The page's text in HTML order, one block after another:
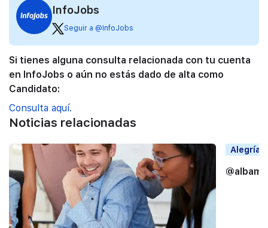
InfoJobs
Seguir a @InfoJobs
Si tienes alguna consulta relacionada con tu cuenta
en InfoJobs o aún no estás dado de alta como
Candidato:
Consulta aquí.
Noticias relacionadas
Alegrías